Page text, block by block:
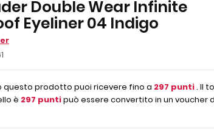
Double Wear Infinite
Eyeliner 04 Indigo
questo prodotto puoi ricevere fino a 297 punti. Il
è 297 puntipuò essere convertito in un voucher